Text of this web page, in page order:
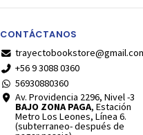
CONTÁCTANOS
+56 9 3088 0360
56930880360
Av. Providencia 2296, Nivel -3
BAJO ZONA PAGA, Estación
Metro Los Leones, Línea 6.
(subterraneo- después de